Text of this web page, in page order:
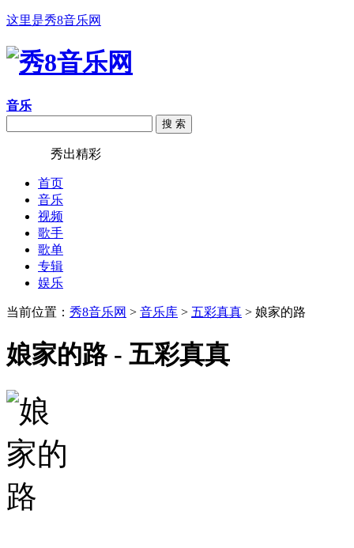
这里是秀8音乐网
音乐
搜 索
秀出精彩
首页
音乐
视频
歌手
歌单
专辑
娱乐
当前位置： 秀8音乐网 > 音乐库 > 五彩真真 > 娘家的路
娘家的路 - 五彩真真